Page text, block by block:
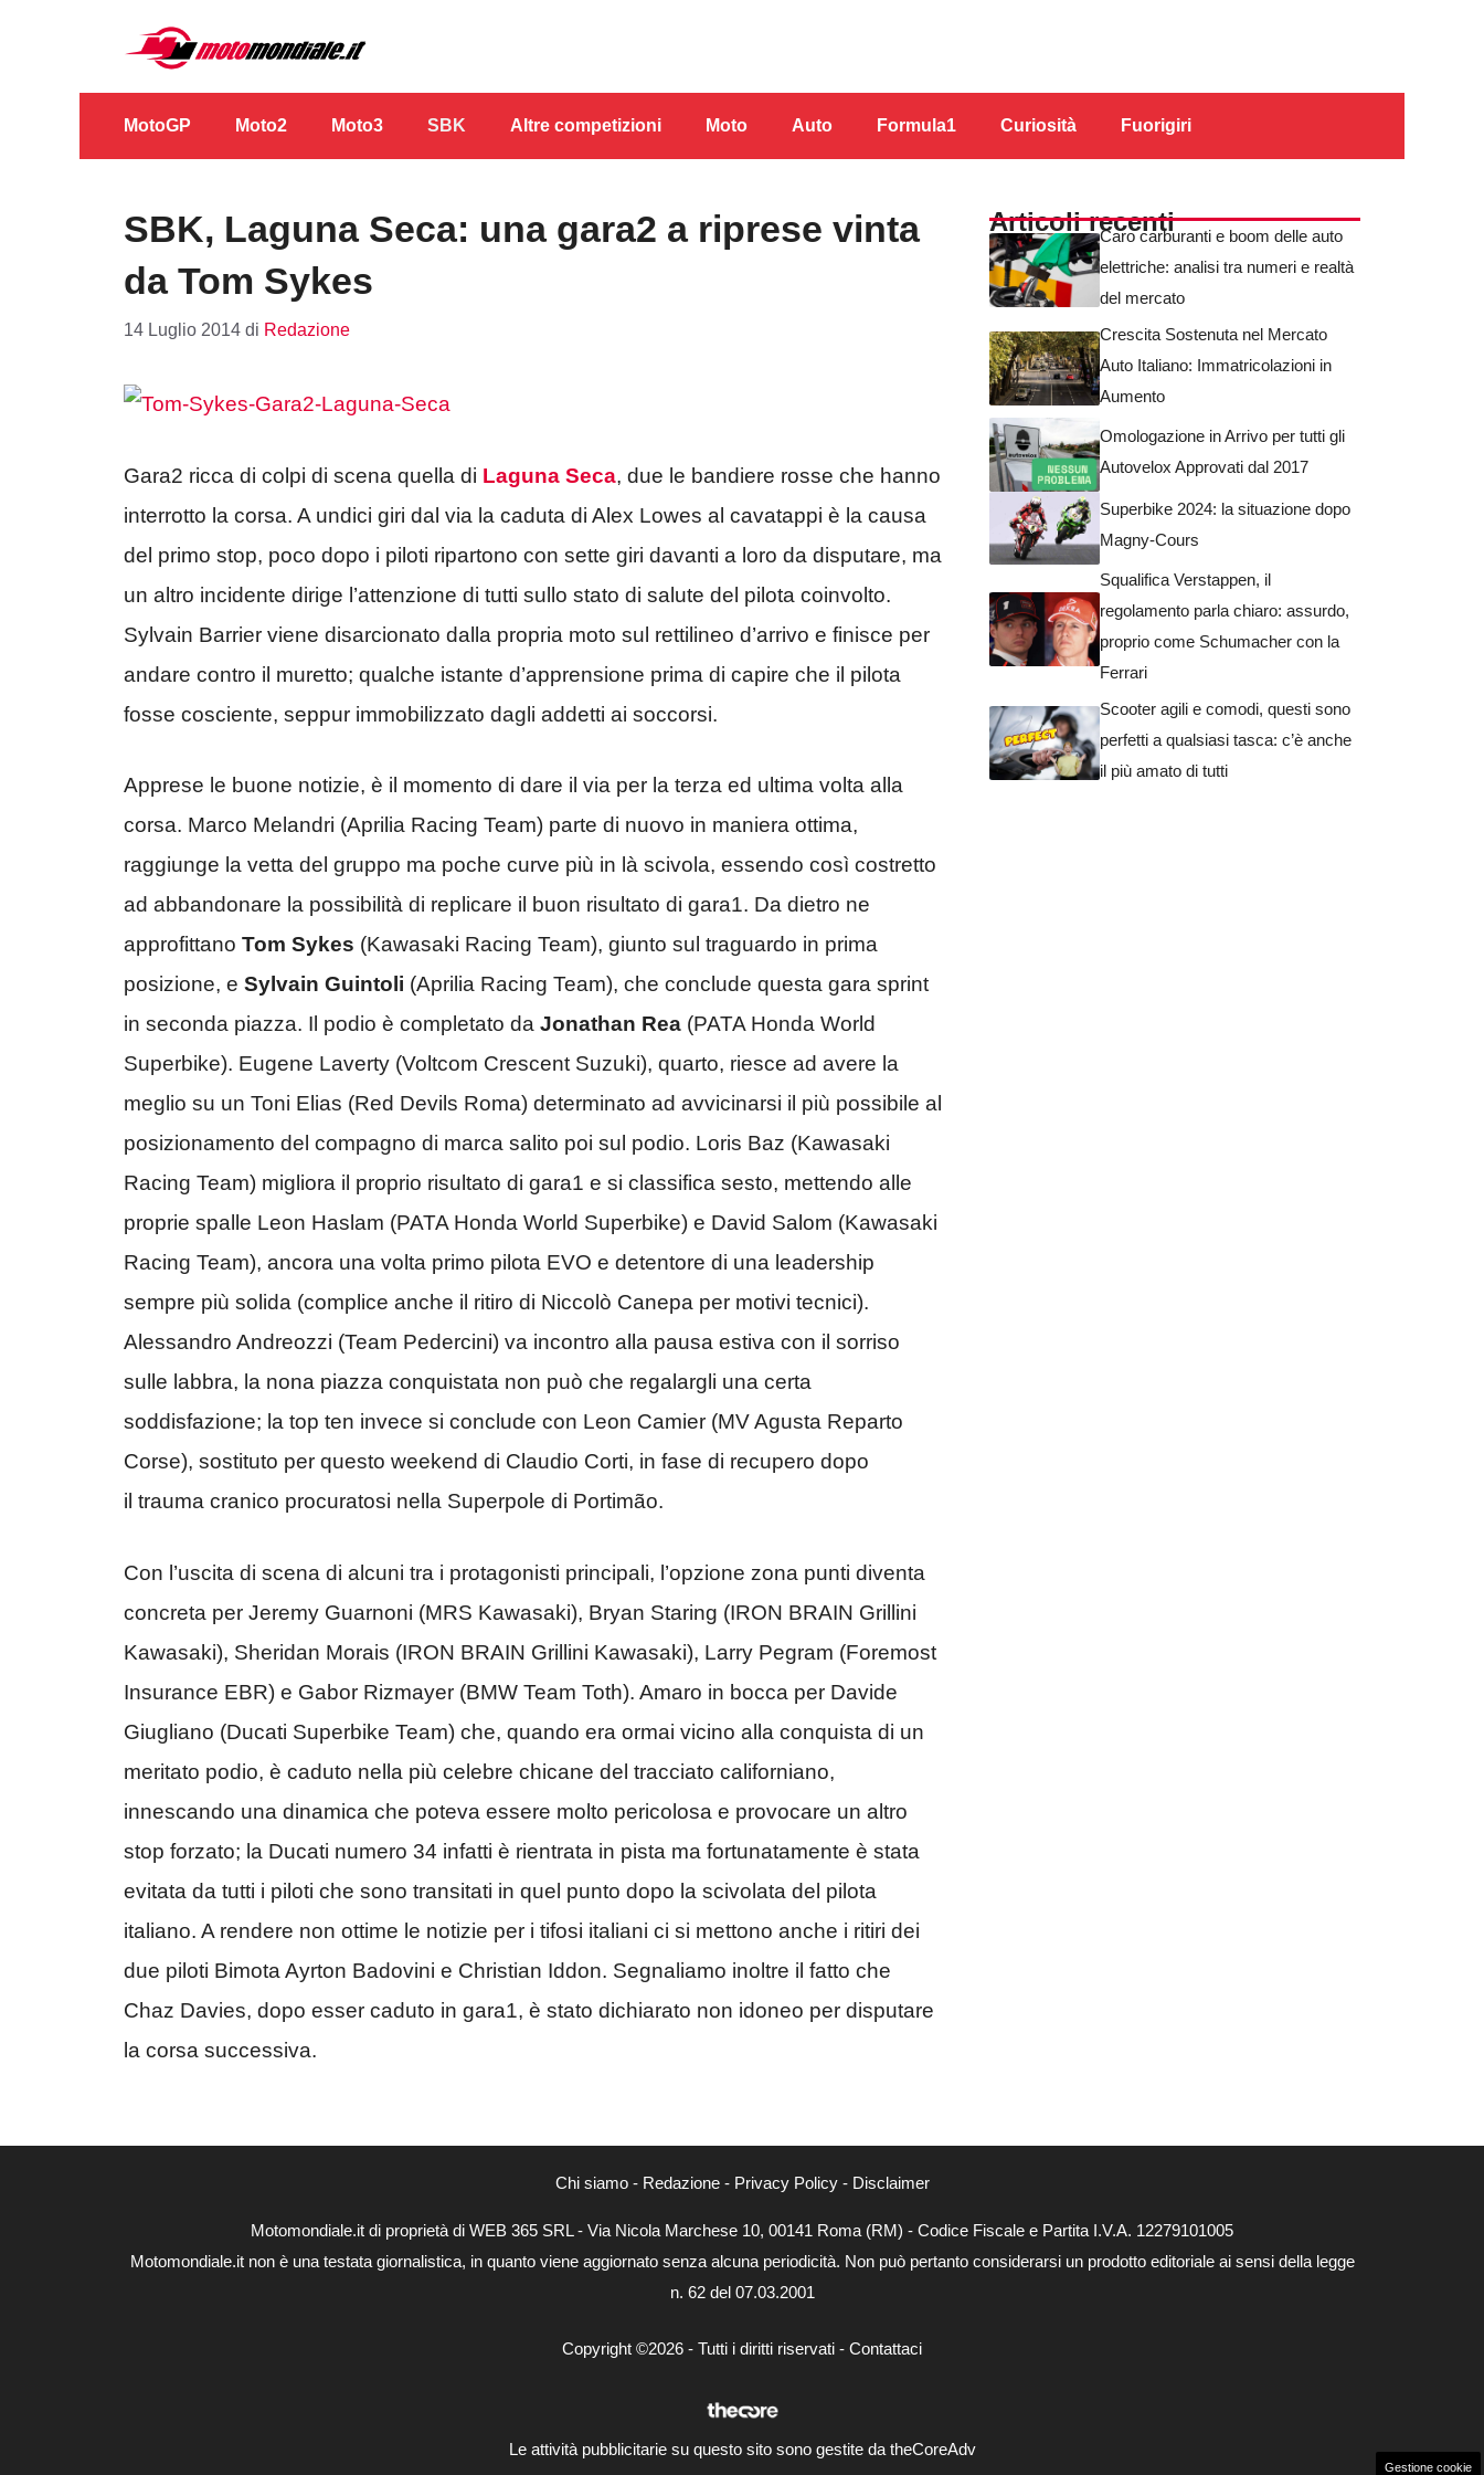
contenuto
MotoGP Moto2 Moto3 SBK Altre competizioni Moto Auto Formula1 Curiosità Fuorigiri
SBK, Laguna Seca: una gara2 a riprese vinta
da Tom Sykes
14 Luglio 2014 di Redazione
Gara2 ricca di colpi di scena quella di Laguna Seca, due le bandiere rosse che hanno
interrotto la corsa. A undici giri dal via la caduta di Alex Lowes al cavatappi è la causa
del primo stop, poco dopo i piloti ripartono con sette giri davanti a loro da disputare, ma
un altro incidente dirige l’attenzione di tutti sullo stato di salute del pilota coinvolto.
Sylvain Barrier viene disarcionato dalla propria moto sul rettilineo d’arrivo e finisce per
andare contro il muretto; qualche istante d’apprensione prima di capire che il pilota
fosse cosciente, seppur immobilizzato dagli addetti ai soccorsi.
Apprese le buone notizie, è il momento di dare il via per la terza ed ultima volta alla
corsa. Marco Melandri (Aprilia Racing Team) parte di nuovo in maniera ottima,
raggiunge la vetta del gruppo ma poche curve più in là scivola, essendo così costretto
ad abbandonare la possibilità di replicare il buon risultato di gara1. Da dietro ne
approfittano Tom Sykes (Kawasaki Racing Team), giunto sul traguardo in prima
posizione, e Sylvain Guintoli (Aprilia Racing Team), che conclude questa gara sprint
in seconda piazza. Il podio è completato da Jonathan Rea (PATA Honda World
Superbike). Eugene Laverty (Voltcom Crescent Suzuki), quarto, riesce ad avere la
meglio su un Toni Elias (Red Devils Roma) determinato ad avvicinarsi il più possibile al
posizionamento del compagno di marca salito poi sul podio. Loris Baz (Kawasaki
Racing Team) migliora il proprio risultato di gara1 e si classifica sesto, mettendo alle
proprie spalle Leon Haslam (PATA Honda World Superbike) e David Salom (Kawasaki
Racing Team), ancora una volta primo pilota EVO e detentore di una leadership
sempre più solida (complice anche il ritiro di Niccolò Canepa per motivi tecnici).
Alessandro Andreozzi (Team Pedercini) va incontro alla pausa estiva con il sorriso
sulle labbra, la nona piazza conquistata non può che regalargli una certa
soddisfazione; la top ten invece si conclude con Leon Camier (MV Agusta Reparto
Corse), sostituto per questo weekend di Claudio Corti, in fase di recupero dopo
il trauma cranico procuratosi nella Superpole di Portimão.
Con l’uscita di scena di alcuni tra i protagonisti principali, l’opzione zona punti diventa
concreta per Jeremy Guarnoni (MRS Kawasaki), Bryan Staring (IRON BRAIN Grillini
Kawasaki), Sheridan Morais (IRON BRAIN Grillini Kawasaki), Larry Pegram (Foremost
Insurance EBR) e Gabor Rizmayer (BMW Team Toth). Amaro in bocca per Davide
Giugliano (Ducati Superbike Team) che, quando era ormai vicino alla conquista di un
meritato podio, è caduto nella più celebre chicane del tracciato californiano,
innescando una dinamica che poteva essere molto pericolosa e provocare un altro
stop forzato; la Ducati numero 34 infatti è rientrata in pista ma fortunatamente è stata
evitata da tutti i piloti che sono transitati in quel punto dopo la scivolata del pilota
italiano. A rendere non ottime le notizie per i tifosi italiani ci si mettono anche i ritiri dei
due piloti Bimota Ayrton Badovini e Christian Iddon. Segnaliamo inoltre il fatto che
Chaz Davies, dopo esser caduto in gara1, è stato dichiarato non idoneo per disputare
la corsa successiva.
Articoli recentiCaro carburanti e boom delle auto
elettriche: analisi tra numeri e realtà
del mercato
Crescita Sostenuta nel Mercato
Auto Italiano: Immatricolazioni in
Aumento
Omologazione in Arrivo per tutti gli
Autovelox Approvati dal 2017
Superbike 2024: la situazione dopo
Magny-Cours
Squalifica Verstappen, il
regolamento parla chiaro: assurdo,
proprio come Schumacher con la
Ferrari
Scooter agili e comodi, questi sono
perfetti a qualsiasi tasca: c’è anche
il più amato di tutti
Chi siamo- Redazione- Privacy Policy- Disclaimer
Motomondiale.it di proprietà di WEB 365 SRL - Via Nicola Marchese 10, 00141 Roma (RM) - Codice Fiscale e Partita I.V.A. 12279101005
Motomondiale.it non è una testata giornalistica, in quanto viene aggiornato senza alcuna periodicità. Non può pertanto considerarsi un prodotto editoriale ai sensi della legge
n. 62 del 07.03.2001
Copyright ©2026 - Tutti i diritti riservati - Contattaci
Le attività pubblicitarie su questo sito sono gestite da theCoreAdv
Gestione cookie